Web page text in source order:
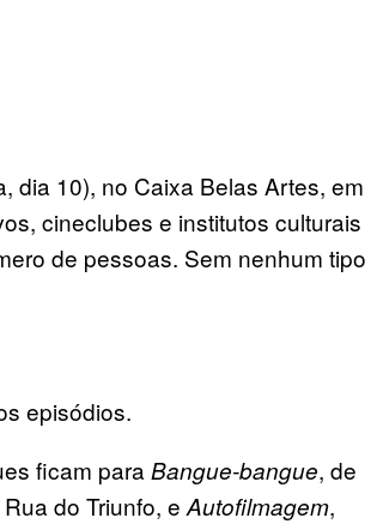
dia 10), no Caixa Belas Artes, em
cineclubes e institutos culturais
de pessoas. Sem nenhum tipo
episódios.
ficam para Bangue-bangue, de
do Triunfo, e Autofilmagem,